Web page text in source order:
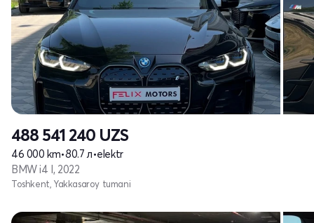
488 541 240 UZS
46 000 km•80.7 л•elektr
BMW i4 I, 2022
Toshkent, Yakkasaroy tumani